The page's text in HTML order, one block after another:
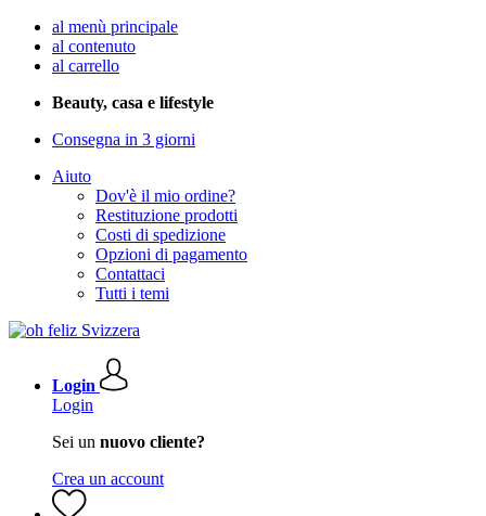
al menù principale
al contenuto
al carrello
Beauty, casa e lifestyle
Consegna in 3 giorni
Aiuto
Dov'è il mio ordine?
Restituzione prodotti
Costi di spedizione
Opzioni di pagamento
Contattaci
Tutti i temi
Login
Login
Sei un nuovo cliente?
Crea un account